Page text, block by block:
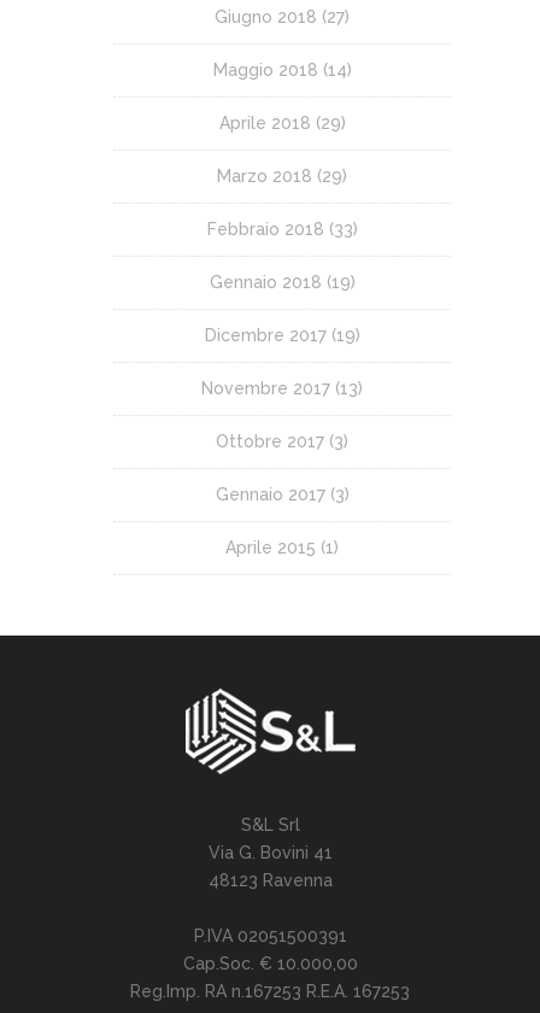
Giugno 2018 (27)
Maggio 2018 (14)
Aprile 2018 (29)
Marzo 2018 (29)
Febbraio 2018 (33)
Gennaio 2018 (19)
Dicembre 2017(19)
Novembre 2017 (13)
Ottobre 2017 (3)
Gennaio 2017(3)
Aprile 2015 (1)
S&L Srl
Via G. Bovini 41
48123 Ravenna
P.IVA 02051500391
Cap.Soc. € 10.000,00
Reg.Imp. RA n.167253 R.E.A. 167253